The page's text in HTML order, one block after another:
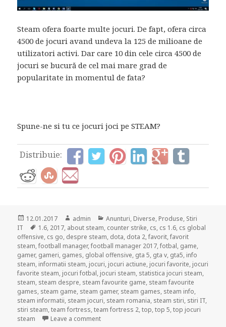
Steam ofera foarte multe jocuri. De fapt, ofera circa
4500 de jocuri avand undeva la 125 de milioane de
utilizatori activi. Dar care 10 din cele circa 4500 de
jocuri se bucură de cel mai mare grad de
popularitate in momentul de fata?
Spune-ne si tu ce jocuri joci pe STEAM?
Distribuie:
Posted
on
12.01.2017 Author
admin Categories
Anunturi Diverse Produse Stiri
IT
Tags
1.6 2017 about steam counter strike cs cs 1.6 cs global
offensive cs go despre steam dota dota 2 ,favorit ,favorit
steam ,football manager,football manager 2017 ,fotbal game
gamer, gameri games global offensive gta 5 gta v gta5 info
steam informatii steam jocuri jocuri actiune jocuri favorite jocuri
favorite steam jocuri fotbal jocuri steam statistica jocuri steam
steam steam despre steam favourite game steam favourite
games steam game steam gamer, steam games steam info
steam informatii steam jocuri steam romania steam stiri stiri IT
stiri steam ,team fortress ,team fortress 2 ,top ,top 5 ,top jocuri
steam
Leave a commenton Top 5 cele mai jucate jocuri pe Steam!